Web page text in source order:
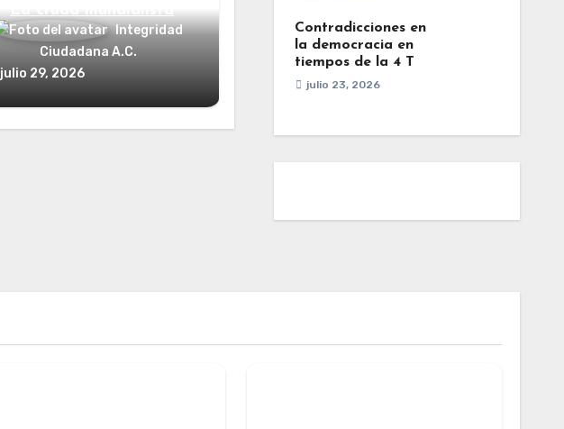
La cruda mundialista
Integridad
Ciudadana A.C.
julio 29, 2026
Contradicciones en
la democracia en
tiempos de la 4 T
julio 23, 2026